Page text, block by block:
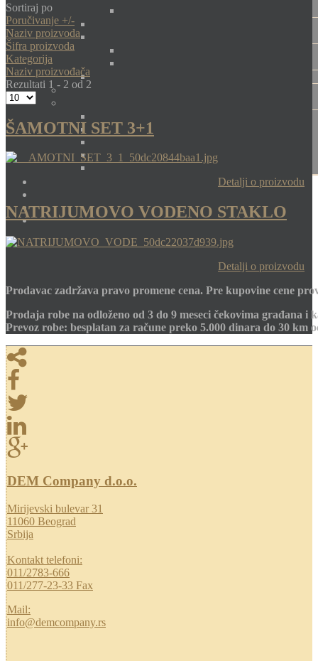
Sortiraj po
Poručivanje +/-
Naziv proizvoda
Šifra proizvoda
Kategorija
Naziv proizvođača
Rezultati 1 - 2 od 2
ŠAMOTNI SET 3+1
Detalji o proizvodu
NATRIJUMOVO VODENO STAKLO
Detalji o proizvodu
Prodavac zadržava pravo promene cena. Pre kupovine cene
Prodaja robe na odloženo od 3 do 9 meseci čekovima građana i
Prevoz robe: besplatan za račune preko 5.000 dinara do 30 km
DEM Company d.o.o.
Mirijevski bulevar 31
11060 Beograd
Srbija
Kontakt telefoni:
011/2783-666
011/277-23-33 Fax
Mail:
info@demcompany.rs